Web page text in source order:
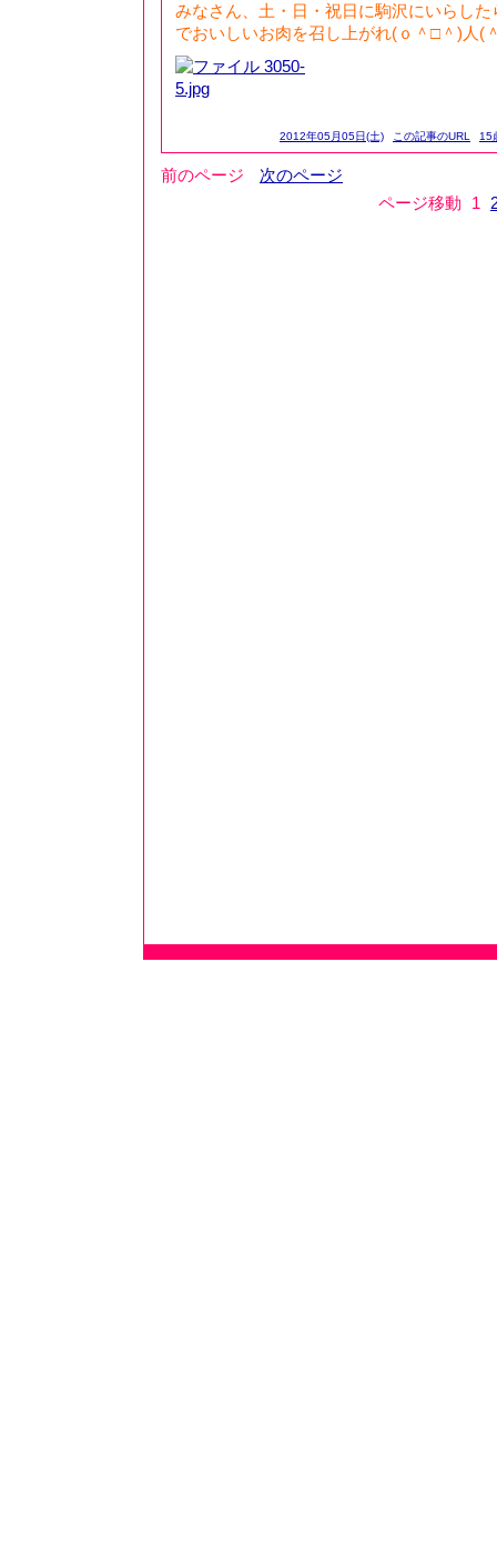
みなさん、土・日・祝日に駒沢にいらし
でおいしいお肉を召し上がれ(ｏ＾□＾)人(
2012年05月05日(土) この記事のURL 15
前のページ
次のページ
ページ移動
1